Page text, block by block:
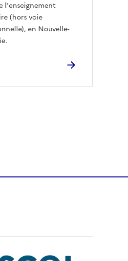
l'enseignement
(hors voie
en Nouvelle-